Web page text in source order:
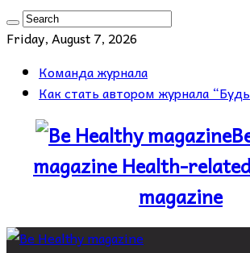
Friday, August 7, 2026
Команда журнала
Как стать автором журнала
magazine Health-
magazine